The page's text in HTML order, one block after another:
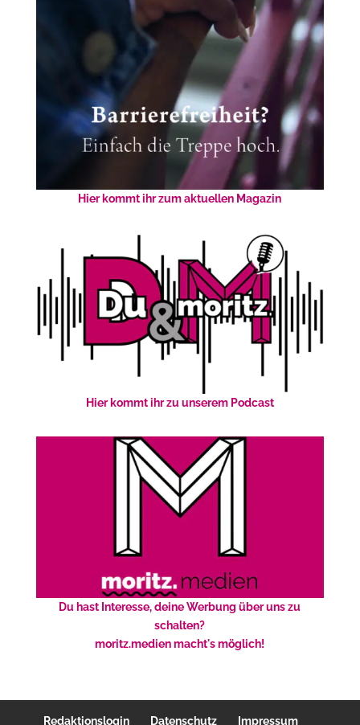
Hier kommt ihr zum aktuellen Magazin
Hier kommt ihr zu unserem Podcast
Du hast Interesse, deine Werbung über uns zu
schalten?
moritz.medien macht's möglich!
Redaktionslogin Datenschutz Impressum